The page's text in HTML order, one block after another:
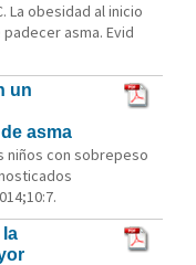
La obesidad al inicio
asma. Evid
un
asma
niños con sobrepeso
la